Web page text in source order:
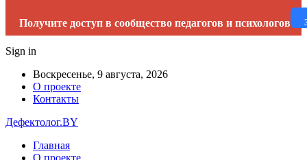
Получите доступ в сообщество педагогов и психологов
Sign in
Воскресенье, 9 августа, 2026
О проекте
Контакты
Дефектолог.BY
Главная
О проекте